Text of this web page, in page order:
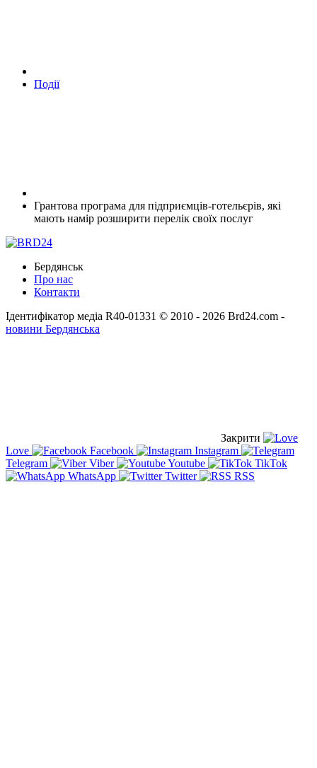
Події
Грантова програма для підприємців-готельєрів, які
мають намір розширити перелік своїх послуг
Бердянськ
Про нас
Контакти
Ідентифікатор медіа R40-01331 © 2010 - 2026 Brd24.com -
новини Бердянська
Закрити
Love
Facebook
Instagram
Telegram
Viber Youtube
TikTok
WhatsApp
Twitter RSS